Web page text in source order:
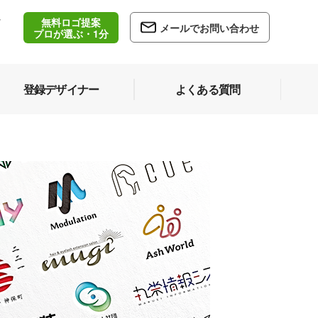
無料ロゴ提案
プロが選ぶ・1分
メールでお問い合わせ
登録デザイナー よくある質問